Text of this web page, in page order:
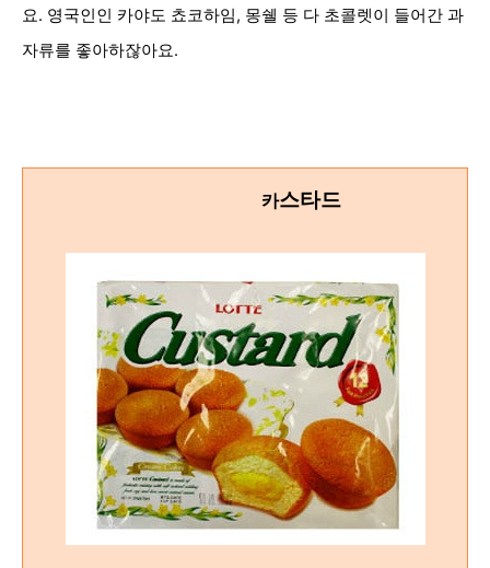
요. 영국인인 카야도 쵸코하임, 몽쉘 등 다 초콜렛이 들어간 과
자류를 좋아하잖아요.
카스타드